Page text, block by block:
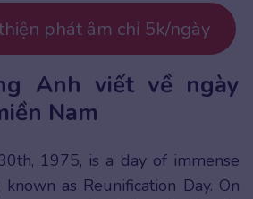
phát âm chỉ 5k/ngày
Anh viết về ngày
Nam
1975, is a day of immense
as Reunification Day. On